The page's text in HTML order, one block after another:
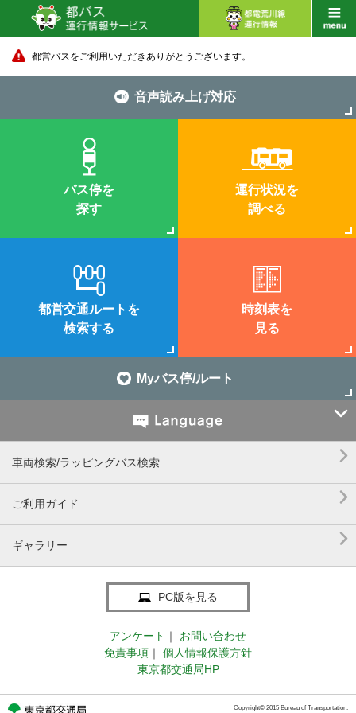
都営バスをご利用いただきありがとうございます。
音声読み上げ対応
バス停を
探す
運行状況を
調べる
都営交通ルートを
検索する
時刻表を
見る
Myバス停/ルート

車両検索/ラッピングバス検索 
ご利用ガイド 
ギャラリー 
PC版を見る
アンケート ｜
お問い合わせ
免責事項 ｜
個人情報保護方針
東京都交通局HP
Copyright© 2015 Bureau of Transportation.